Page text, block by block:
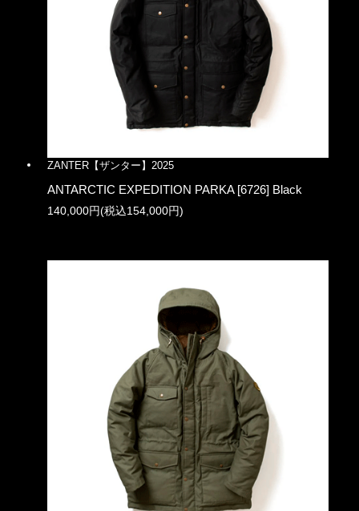
ZANTER【ザンター】2025
ANTARCTIC EXPEDITION PARKA [6726] Black
140,000円(税込154,000円)